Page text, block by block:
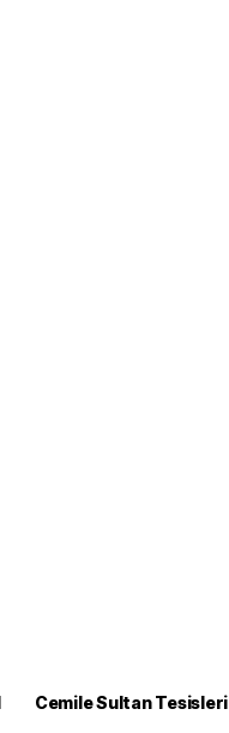
Cemile Sultan Tesisleri